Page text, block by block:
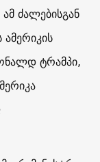
ძალებისგან
ტრამპი,